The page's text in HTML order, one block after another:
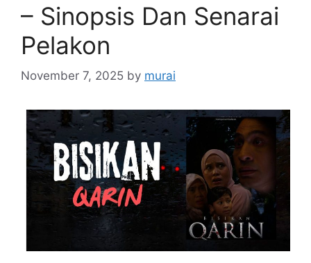
– Sinopsis Dan Senarai
Pelakon
November 7, 2025 by murai